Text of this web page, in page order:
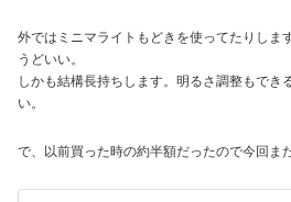
外ではミニマライトもどきを使ってたりしま
うどいい。
しかも結構長持ちします。明るさ調整もでき
い。
で、以前買った時の約半額だったので今回ま